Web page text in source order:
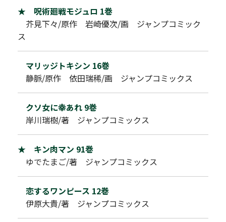
★ 呪術廻戦モジュロ 1巻
芥見下々/原作 岩崎優次/画 ジャンプコミック
ス
マリッジトキシン 16巻
静脈/原作 依田瑞稀/画 ジャンプコミックス
クソ女に幸あれ 9巻
岸川瑞樹/著 ジャンプコミックス
★ キン肉マン 91巻
ゆでたまご/著 ジャンプコミックス
恋するワンピース 12巻
伊原大貴/著 ジャンプコミックス